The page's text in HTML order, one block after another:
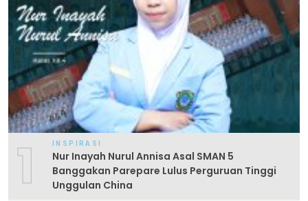
1 INSPIRASI
Nur Inayah Nurul Annisa Asal SMAN 5
Banggakan Parepare Lulus Perguruan Tinggi
Unggulan China